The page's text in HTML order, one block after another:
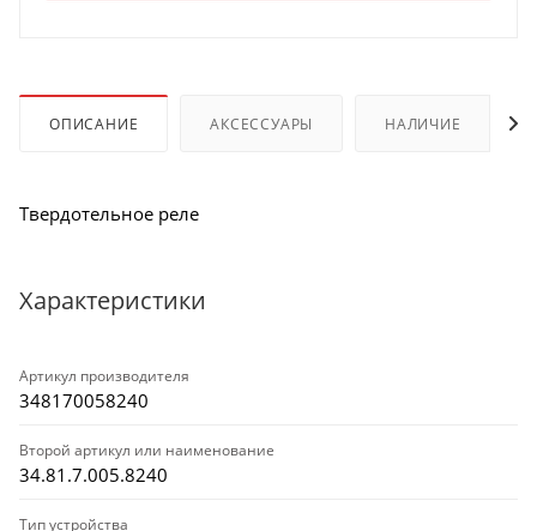
ОПИСАНИЕ АКСЕССУАРЫ НАЛИЧИЕ
Твердотельное реле
Характеристики
Артикул производителя
348170058240
Второй артикул или наименование
34.81.7.005.8240
Тип устройства